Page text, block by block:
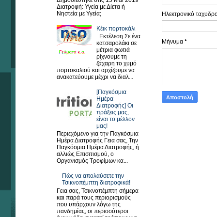
Ηλεκτρονικό
Μήνυμα *
Διατροφή: Υγεία με Δίετα ή
Νηστεία με Υγεία;
Κέικ πορτοκάλι
Εκτέλεση Σε ένα
κατσαρολάκι σε
μέτρια φωτιά
ρίχνουμε τη
ζάχαρη το χυμό
πορτοκαλιού και αρχίζουμε να
ανακατεύουμε μέχρι να διαλ...
[Παγκόσμια
Ημέρα
Διατροφής] Οι
πράξεις μας,
είναι το μέλλον
μας!
Περιεχόμενο για την Παγκόσμια
Ημέρα Διατροφής Γεια σας, Την
Παγκόσμια Ημέρα Διατροφής, ή
αλλιώς Επισιτισμού, ο
Οργανισμός Τροφίμων κα...
Πώς να απολαύσετε την
Τσικνοπέμπτη διατροφικά!
Γεια σας, Τσικνοπέμπτη σήμερα
και παρά τους περιορισμούς
που υπάρχουν λόγω της
πανδημίας, οι περισσότεροι